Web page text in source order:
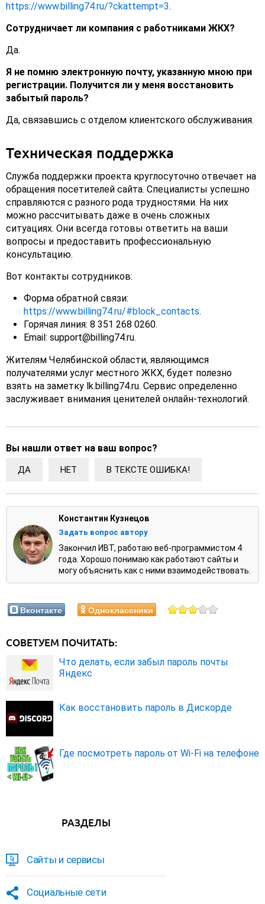
https://www.billing74.ru/?ckattempt=3.
Сотрудничает ли компания с работниками ЖКХ?
Да.
Я не помню электронную почту, указанную мною при
регистрации. Получится ли у меня восстановить
забытый пароль?
Да, связавшись с отделом клиентского обслуживания.
Техническая поддержка
Служба поддержки проекта круглосуточно отвечает на
обращения посетителей сайта. Специалисты успешно
справляются с разного рода трудностями. На них
можно рассчитывать даже в очень сложных
ситуациях. Они всегда готовы ответить на ваши
вопросы и предоставить профессиональную
консультацию.
Вот контакты сотрудников:
Форма обратной связи:
https://www.billing74.ru/#block_contacts.
Горячая линия: 8 351 268 0260.
Email: support@billing74.ru.
Жителям Челябинской области, являющимся
получателями услуг местного ЖКХ, будет полезно
взять на заметку lk.billing74.ru. Сервис определенно
заслуживает внимания ценителей онлайн-технологий.
Вы нашли ответ на ваш вопрос?
ДА НЕТ В ТЕКСТЕ ОШИБКА!
Константин Кузнецов
Задать вопрос автору
Закончил ИВТ, работаю веб-программистом 4
года. Хорошо понимаю как работают сайты и
могу объяснить как с ними взаимодействовать.
Вконтакте Одноклассники
СОВЕТУЕМ ПОЧИТАТЬ:
Что делать, если забыл пароль почты
Яндекс
Как восстановить пароль в Дискорде
Где посмотреть пароль от Wi-Fi на телефоне
РАЗДЕЛЫ
Сайты и сервисы
Социальные сети